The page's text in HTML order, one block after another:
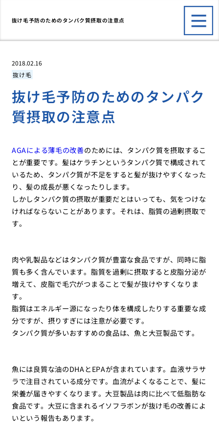
抜け毛予防のためのタンパク質摂取の注意点
2018.02.16
抜け毛
抜け毛予防のためのタンパク
質摂取の注意点
AGAによる薄毛の改善のためには、タンパク質を摂取するこ
とが重要です。髪はケラチンというタンパク質で構成されて
いるため、タンパク質が不足をすると髪が抜けやすくなった
り、髪の成長が悪くなったりします。
しかしタンパク質の摂取が重要だとはいっても、気をつけな
ければならないことがあります。それは、脂質の過剰摂取で
す。
肉や乳製品などはタンパク質が豊富な食品ですが、同時に脂
質も多く含んでいます。脂質を過剰に摂取すると皮脂分泌が
増えて、皮脂で毛穴がつまることで髪が抜けやすくなりま
す。
脂質はエネルギー源になったり体を構成したりする重要な成
分ですが、摂りすぎには注意が必要です。
タンパク質が多いおすすめの食品は、魚と大豆製品です。
魚には良質な油のDHAとEPAが含まれています。血液サラサ
ラで注目されている成分です。血流がよくなることで、髪に
栄養が届きやすくなります。大豆製品は肉に比べて低脂肪な
食品です。大豆に含まれるイソフラボンが抜け毛の改善によ
いという報告もあります。